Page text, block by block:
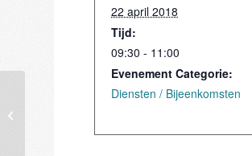
22 april 2018
Tijd:
09:30 - 11:00
Evenement Categorie:
Diensten / Bijeenkomsten